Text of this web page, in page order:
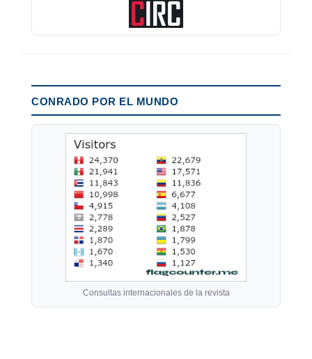
CONRADO POR EL MUNDO
Consultas internacionales de la revista